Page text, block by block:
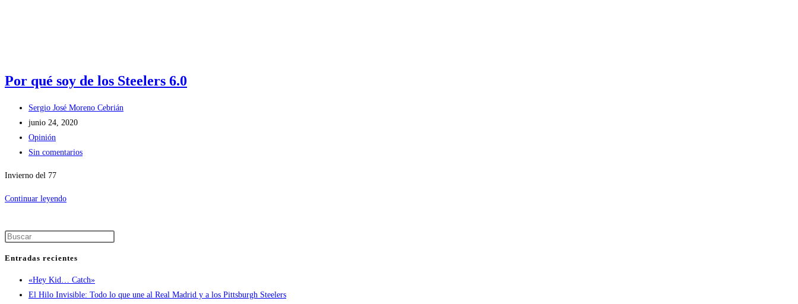
Por qué soy de los Steelers 6.0
Autor
de
la
entrada:
Sergio José Moreno Cebrián
Publicación
de
la
junio 24, 2020
Categoría
de
Opinión
Comentarios
entrada:
Sin comentarios
Invierno del 77
Continuar leyendoPor
de
los
el
Entradas recientes
«Hey Kid… Catch»
El Hilo Invisible: Todo lo que une al Real Madrid y a los Pittsburgh Steelers